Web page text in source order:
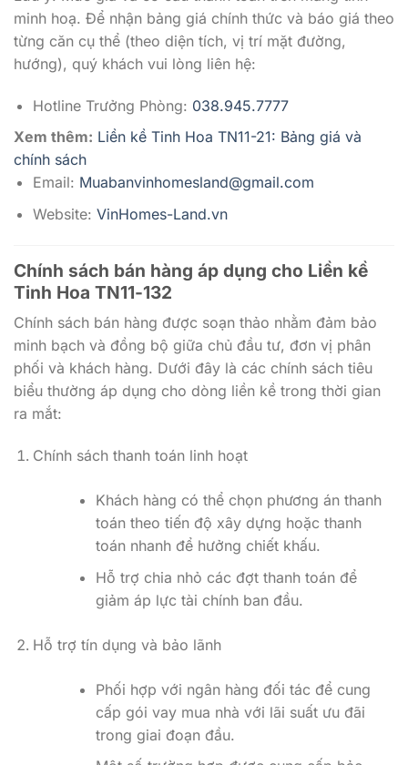
minh hoạ. Để nhận bảng giá chính thức và báo giá theo
từng căn cụ thể (theo diện tích, vị trí mặt đường,
hướng), quý khách vui lòng liên hệ:
Hotline Trưởng Phòng: 038.945.7777
Xem thêm: Liền kề Tinh Hoa TN11-21: Bảng giá và
chính sách
Email: Muabanvinhomesland@gmail.com
Website: VinHomes-Land.vn
Chính sách bán hàng áp dụng cho Liền kề
Tinh Hoa TN11-132
Chính sách bán hàng được soạn thảo nhằm đảm bảo
minh bạch và đồng bộ giữa chủ đầu tư, đơn vị phân
phối và khách hàng. Dưới đây là các chính sách tiêu
biểu thường áp dụng cho dòng liền kề trong thời gian
ra mắt:
Chính sách thanh toán linh hoạt
Khách hàng có thể chọn phương án thanh
toán theo tiến độ xây dựng hoặc thanh
toán nhanh để hưởng chiết khấu.
Hỗ trợ chia nhỏ các đợt thanh toán để
giảm áp lực tài chính ban đầu.
Hỗ trợ tín dụng và bảo lãnh
Phối hợp với ngân hàng đối tác để cung
cấp gói vay mua nhà với lãi suất ưu đãi
trong giai đoạn đầu.